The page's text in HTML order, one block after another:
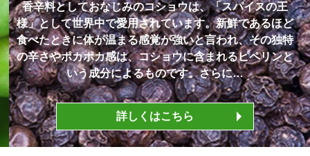
香辛料としておなじみのコショウは、「スパイスの王
様」として世界中で愛用されています。新鮮であるほど
食べたときに体が温まる感覚が強いと言われ、その独特
の辛さやポカポカ感は、コショウに含まれるピペリンと
いう成分によるものです。さらに…
詳しくはこちら